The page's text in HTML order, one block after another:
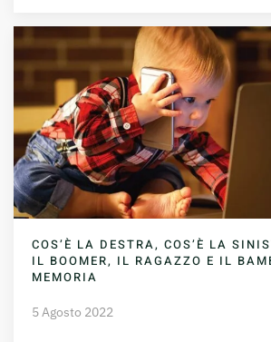
COS’È LA DESTRA, COS’È LA
IL BOOMER, IL RAGAZZO E IL
MEMORIA
5 Agosto 2022